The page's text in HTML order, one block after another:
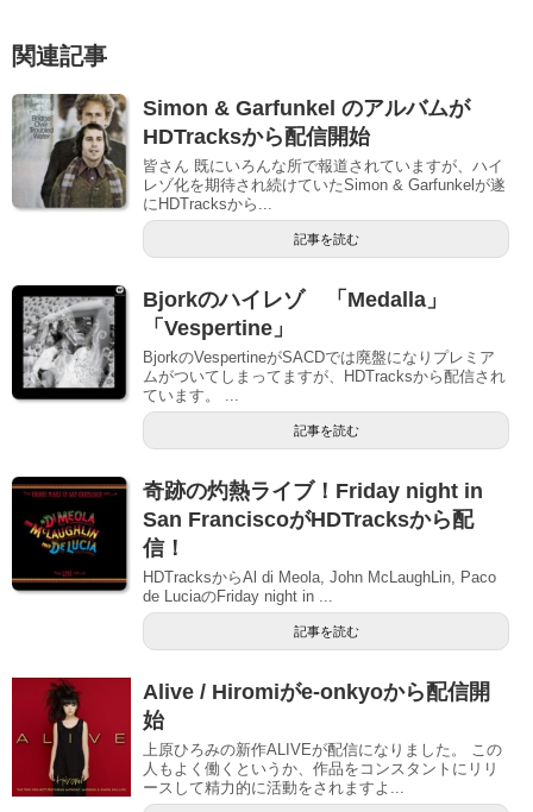
関連記事
Simon & Garfunkel のアルバムが
HDTracksから配信開始
皆さん 既にいろんな所で報道されていますが、ハイ
レゾ化を期待され続けていたSimon & Garfunkelが遂
にHDTracksから...
記事を読む
Bjorkのハイレゾ 「Medalla」
「Vespertine」
BjorkのVespertineがSACDでは廃盤になりプレミア
ムがついてしまってますが、HDTracksから配信され
ています。 ...
記事を読む
奇跡の灼熱ライブ！Friday night in
San FranciscoがHDTracksから配
信！
HDTracksからAl di Meola, John McLaughLin, Paco
de LuciaのFriday night in ...
記事を読む
Alive / Hiromiがe-onkyoから配信開
始
上原ひろみの新作ALIVEが配信になりました。 この
人もよく働くというか、作品をコンスタントにリリ
ースして精力的に活動をされますよ...